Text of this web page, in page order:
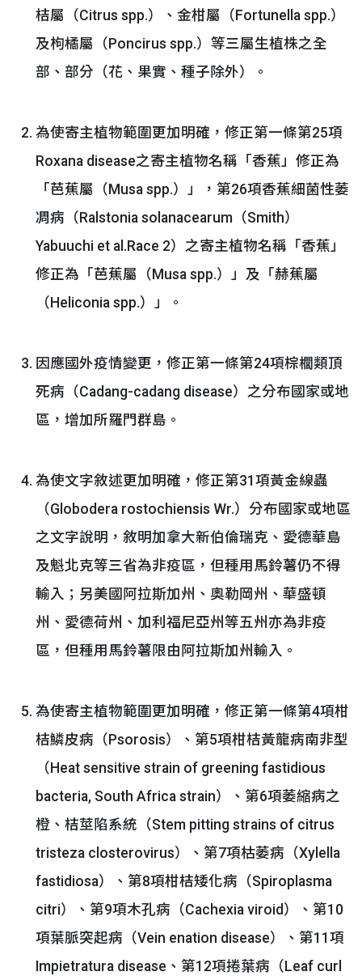
桔屬（Citrus spp.）、金柑屬（Fortunella spp.）
及枸橘屬（Poncirus spp.）等三屬生植株之全
部、部分（花、果實、種子除外）。
為使寄主植物範圍更加明確，修正第一條第25項
Roxana disease之寄主植物名稱「香蕉」修正為
「芭蕉屬（Musa spp.）」，第26項香蕉細菌性萎
凋病（Ralstonia solanacearum（Smith）
Yabuuchi et al.Race 2）之寄主植物名稱「香蕉」
修正為「芭蕉屬（Musa spp.）」及「赫蕉屬
（Heliconia spp.）」。
因應國外疫情變更，修正第一條第24項棕櫚類頂
死病（Cadang-cadang disease）之分布國家或地
區，增加所羅門群島。
為使文字敘述更加明確，修正第31項黃金線蟲
（Globodera rostochiensis Wr.）分布國家或地區
之文字說明，敘明加拿大新伯倫瑞克、愛德華島
及魁北克等三省為非疫區，但種用馬鈴薯仍不得
輸入；另美國阿拉斯加州、奧勒岡州、華盛頓
州、愛德荷州、加利福尼亞州等五州亦為非疫
區，但種用馬鈴薯限由阿拉斯加州輸入。
為使寄主植物範圍更加明確，修正第一條第4項柑
桔鱗皮病（Psorosis）、第5項柑桔黃龍病南非型
（Heat sensitive strain of greening fastidious
bacteria, South Africa strain）、第6項萎縮病之
橙、桔莖陷系統（Stem pitting strains of citrus
tristeza closterovirus）、第7項枯萎病（Xylella
fastidiosa）、第8項柑桔矮化病（Spiroplasma
citri）、第9項木孔病（Cachexia viroid）、第10
項葉脈突起病（Vein enation disease）、第11項
Impietratura disease、第12項捲葉病（Leaf curl